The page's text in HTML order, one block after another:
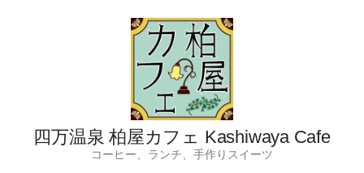
四万温泉 柏屋カフェ Kashiwaya Cafe
コーヒー、ランチ、手作りスイーツ